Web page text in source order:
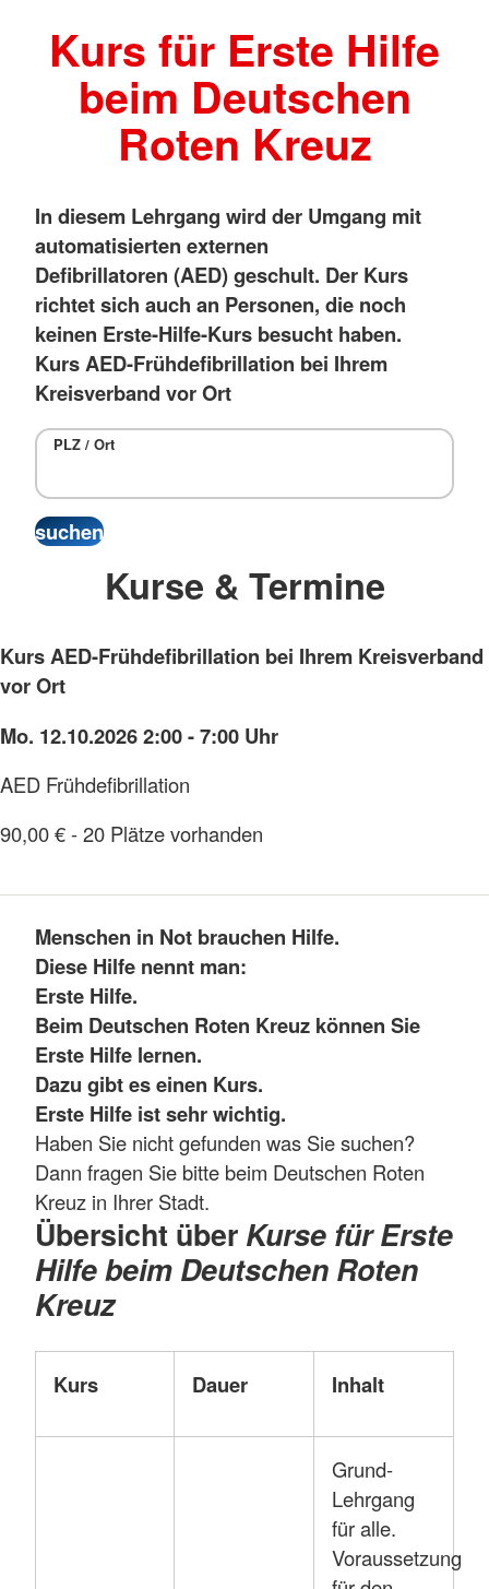
Kurs für Erste Hilfe
beim Deutschen
Roten Kreuz
In diesem Lehrgang wird der Umgang mit
automatisierten externen
Defibrillatoren (AED) geschult. Der Kurs
richtet sich auch an Personen, die noch
keinen Erste-Hilfe-Kurs besucht haben.
Kurs AED-Frühdefibrillation bei Ihrem
Kreisverband vor Ort
PLZ / Ort
Kurse & Termine
Kurs AED-Frühdefibrillation bei Ihrem Kreisverband
vor Ort
Mo. 12.10.2026 2:00 - 7:00 Uhr
AED Frühdefibrillation
90,00 € - 20 Plätze vorhanden
Menschen in Not brauchen Hilfe.
Diese Hilfe nennt man:
Erste Hilfe.
Beim Deutschen Roten Kreuz können Sie
Erste Hilfe lernen.
Dazu gibt es einen Kurs.
Erste Hilfe ist sehr wichtig.
Haben Sie nicht gefunden was Sie suchen?
Dann fragen Sie bitte beim Deutschen Roten
Kreuz in Ihrer Stadt.
Übersicht über Kurse für Erste
Hilfe beim Deutschen Roten
Kreuz
Kurs Dauer Inhalt
Grund-
Lehrgang
für alle.
Voraussetzung